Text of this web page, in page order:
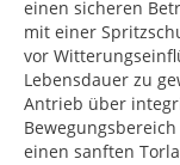
einen sicheren
mit einer
vor
Lebensdauer zu
Antrieb über
einen sanften